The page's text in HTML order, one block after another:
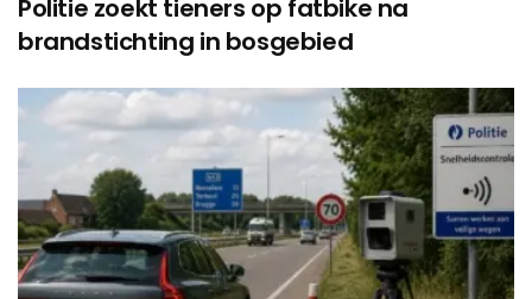
Politie zoekt tieners op fatbike na
brandstichting in bosgebied